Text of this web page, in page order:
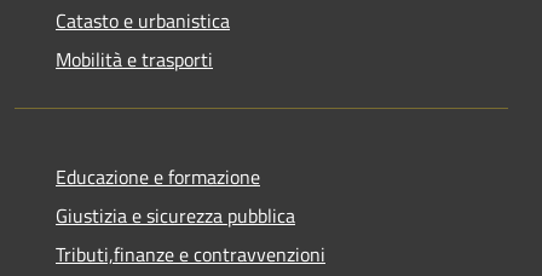
Catasto e urbanistica
Mobilità e trasporti
Educazione e formazione
Giustizia e sicurezza pubblica
Tributi,finanze e contravvenzioni